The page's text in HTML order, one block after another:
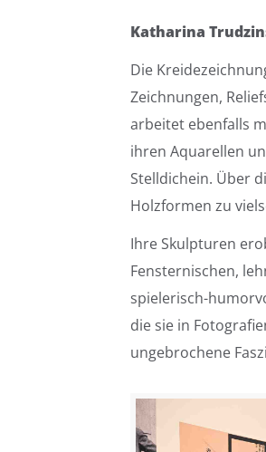
Katharina
Die
Zeichnungen,
arbeitet ebenfalls
ihren Aquarellen
Stelldichein. Über
Holzformen zu
Ihre Skulpturen
Fensternischen,
spielerisch-
die sie in
ungebrochene